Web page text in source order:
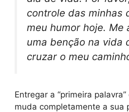
controle das minhas
meu humor hoje. Me
uma benção na vida
cruzar o meu
Entregar a “primeira
muda completamente a sua